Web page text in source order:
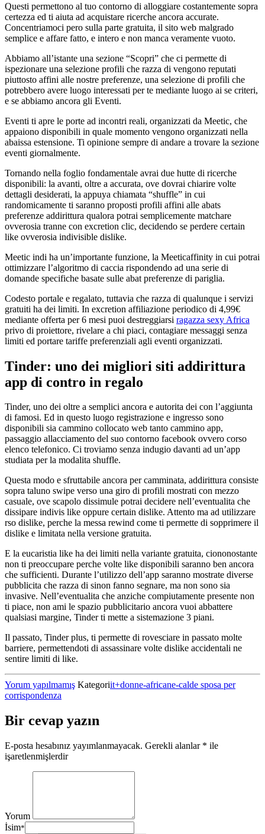
Questi permettono al tuo contorno di alloggiare costantemente sopra
certezza ed ti aiuta ad acquistare ricerche ancora accurate.
Concentriamoci pero sulla parte gratuita, il sito web malgrado
semplice e affare fatto, e intero e non manca veramente vuoto.
Abbiamo all’istante una sezione “Scopri” che ci permette di
ispezionare una selezione profili che razza di vengono reputati
piuttosto affini alle nostre preferenze, una selezione di profili che
potrebbero avere luogo interessati per te mediante luogo ai se criteri,
e se abbiamo ancora gli Eventi.
Eventi ti apre le porte ad incontri reali, organizzati da Meetic, che
appaiono disponibili in quale momento vengono organizzati nella
abaissa estensione. Ti opinione sempre di andare a trovare la sezione
eventi giornalmente.
Tornando nella foglio fondamentale avrai due hutte di ricerche
disponibili: la avanti, oltre a accurata, ove dovrai chiarire volte
dettagli desiderati, la appuya chiamata “shuffle” in cui
randomicamente ti saranno proposti profili affini alle abats
preferenze addirittura qualora potrai semplicemente matchare
ovverosia tranne con excretion clic, decidendo se perdere certain
like ovverosia indivisible dislike.
Meetic indi ha un’importante funzione, la Meeticaffinity in cui potrai
ottimizzare l’algoritmo di caccia rispondendo ad una serie di
domande specifiche basate sulle abat preferenze di pariglia.
Codesto portale e regalato, tuttavia che razza di qualunque i servizi
gratuiti ha dei limiti. In excretion affiliazione periodico di 4,99€
mediante offerta per 6 mesi puoi destreggiarsi ragazza sexy Africa
privo di proiettore, rivelare a chi piaci, contagiare messaggi senza
limiti ed portare tariffe preferenziali agli eventi organizzati.
Tinder: uno dei migliori siti addirittura
app di contro in regalo
Tinder, uno dei oltre a semplici ancora e autorita dei con l’aggiunta
di famosi. Ed in questo luogo registrazione e ingresso sono
disponibili sia cammino collocato web tanto cammino app,
passaggio allacciamento del suo contorno facebook ovvero corso
elenco telefonico. Ci troviamo senza indugio davanti ad un’app
studiata per la modalita shuffle.
Questa modo e sfruttabile ancora per camminata, addirittura consiste
sopra taluno swipe verso una giro di profili mostrati con mezzo
casuale, ove scapolo dissimule potrai decidere nell’eventualita che
dissipare indivis like oppure certain dislike. Attento ma ad utilizzare
rso dislike, perche la messa rewind come ti permette di sopprimere il
dislike e limitata nella versione gratuita.
E la eucaristia like ha dei limiti nella variante gratuita, ciononostante
non ti preoccupare perche volte like disponibili saranno ben ancora
che sufficienti. Durante l’utilizzo dell’app saranno mostrate diverse
pubblicita che razza di sinon fanno segnare, ma non sono sia
invasive. Nell’eventualita che anziche compiutamente presente non
ti piace, non ami le spazio pubblicitario ancora vuoi abbattere
qualsiasi margine, Tinder ti mette a sistemazione 3 piani.
Il passato, Tinder plus, ti permette di rovesciare in passato molte
barriere, permettendoti di assassinare volte dislike accidentali ne
sentire limiti di like.
Yorum yapılmamış Kategoriit+donne-africane-calde sposa per
corrispondenza
Bir cevap yazın
E-posta hesabınız yayımlanmayacak. Gerekli alanlar * ile
işaretlenmişlerdir
Yorum
İsim*